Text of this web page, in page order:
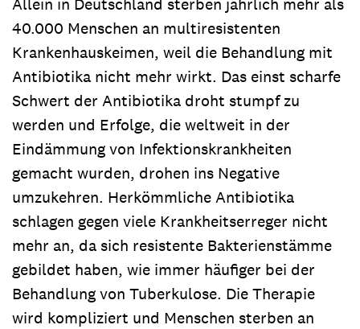
40.000 Menschen an multiresistenten
Krankenhauskeimen, weil die Behandlung mit
Antibiotika nicht mehr wirkt. Das einst scharfe
Schwert der Antibiotika droht stumpf zu
werden und Erfolge, die weltweit in der
Eindämmung von Infektionskrankheiten
gemacht wurden, drohen ins Negative
umzukehren. Herkömmliche Antibiotika
schlagen gegen viele Krankheitserreger nicht
mehr an, da sich resistente Bakterienstämme
gebildet haben, wie immer häufiger bei der
Behandlung von Tuberkulose. Die Therapie
wird kompliziert und Menschen sterben an